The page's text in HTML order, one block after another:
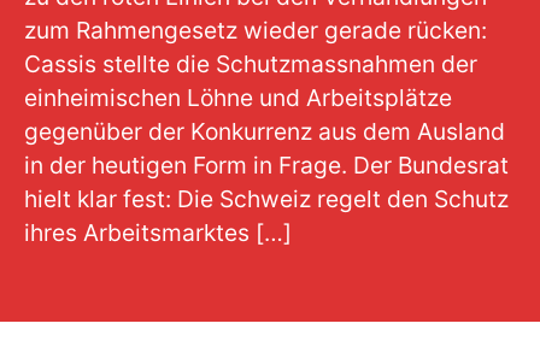
zum Rahmengesetz wieder gerade rücken:
Cassis stellte die Schutzmassnahmen der
einheimischen Löhne und Arbeitsplätze
gegenüber der Konkurrenz aus dem Ausland
in der heutigen Form in Frage. Der Bundesrat
hielt klar fest: Die Schweiz regelt den Schutz
ihres Arbeitsmarktes […]